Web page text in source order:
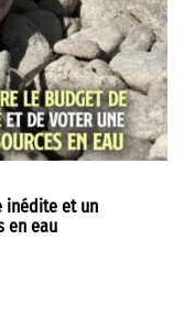
inédite et un
en eau